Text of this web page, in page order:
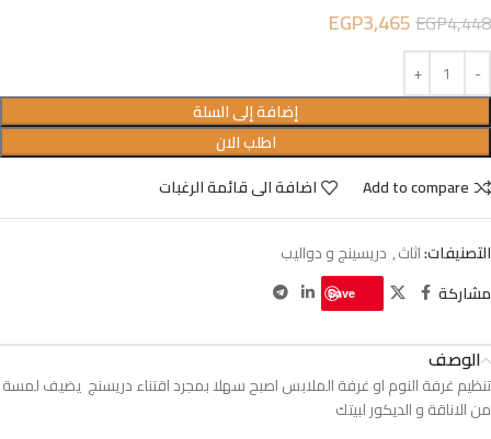
EGP4,448
EGP3,465
إضافة إلى السلة
اطلب الان
Add to compare
اضافة الى قائمة الرغبات
التصنيفات:اثاث, دريسينج و دواليب
مشاركة
Save
الوصف
تنظيم غرفة النوم او غرفة الملابس اصبح سهلا بمجرد اقتناء دريسنج يضيف لمسة
من الاناقة و الديكور لبيتك